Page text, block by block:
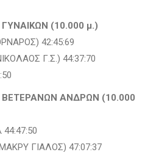
(10.000 μ.)
42:45:69
Γ.Σ.) 44:37:70
ΒΕΤΕΡΑΝΩΝ ΑΝΔΡΩΝ (10.000
44:47:50
ΓΙΑΛΟΣ) 47:07:37